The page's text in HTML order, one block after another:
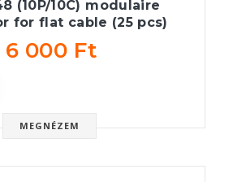
(10P/10C) modulaire
for flat cable (25 pcs)
6 000 Ft
MEGNÉZEM